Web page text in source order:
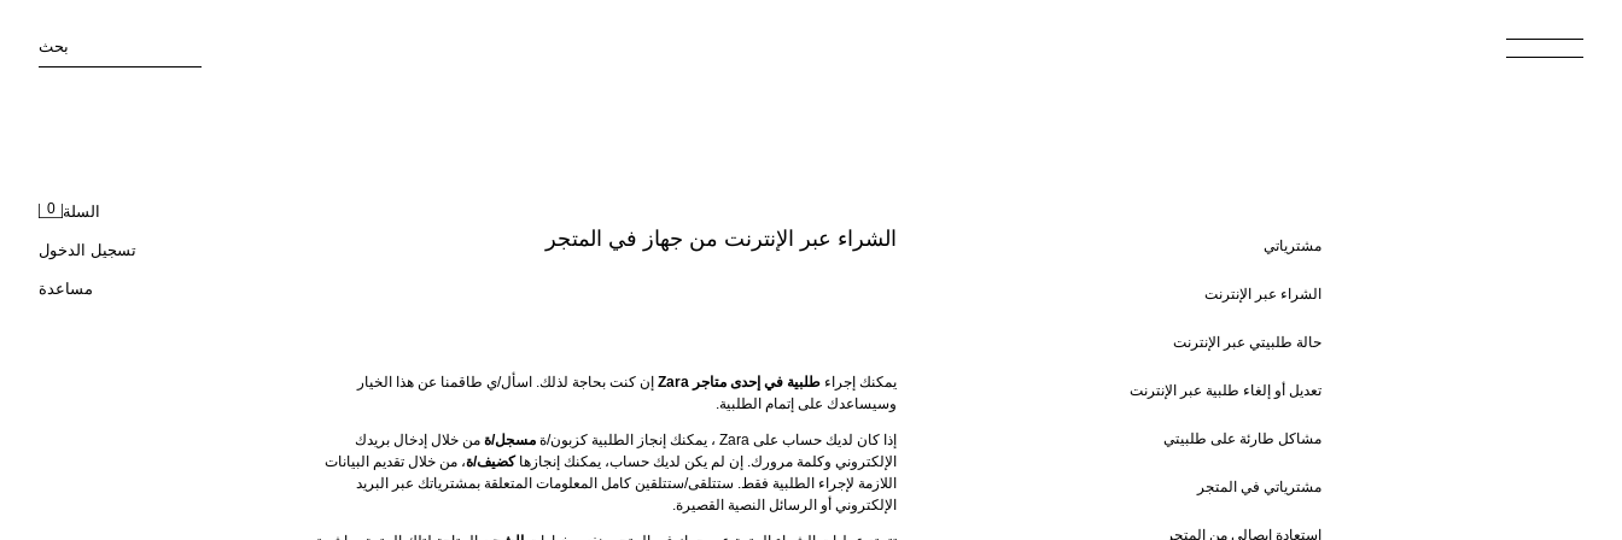
بحث
السلة 0
تسجيل الدخول
مساعدة
مشترياتي
الشراء عبر الإنترنت
حالة طلبيتي عبر الإنترنت
تعديل أو إلغاء طلبية عبر الإنترنت
مشاكل طارئة على طلبيتي
مشترياتي في المتجر
استعادة إيصالي من المتجر
الشراء عبر الإنترنت من جهاز في المتجر
يمكنك إجراء طلبية في إحدى متاجر Zara
وسيساعدك على إتمام الطلبية.
إذا كان لديك حساب على Zara ، يمكنك إنجاز الطلبية كزبون/ة مسجل/ة
من خلال إدخال بريدك
الإلكتروني وكلمة مرورك. إن لم يكن لديك حساب، يمكنك إنجازها كضيف/ة
، من خلال تقديم البيانات
اللازمة لإجراء الطلبية فقط. ستتلقى/ستتلقين كامل المعلومات المتعلقة بمشترياتك عبر البريد
الإلكتروني أو الرسائل النصية القصيرة.